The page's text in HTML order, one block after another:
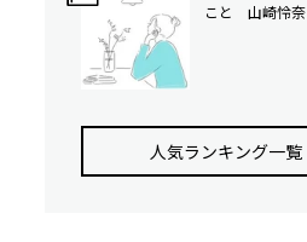
こと 山崎怜奈
人気ランキング⼀覧